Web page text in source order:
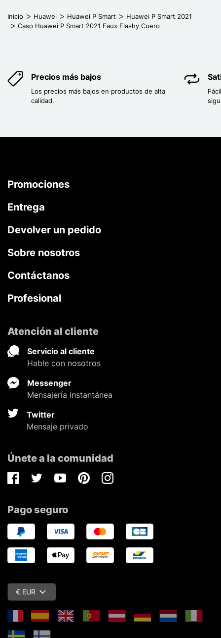
Inicio Huawei Huawei P Smart
Huawei P Smart 2021
Caso Huawei P Smart 2021 Faux Flashy Cuero
Precios más bajos
Los precios más bajos en productos de alta
calidad.
Promociones
Entrega
Devolver un pedido
Sobre nosotros
Contáctanos
Profesional
Atención al cliente
Servicio al cliente
Hable con nosotros
Messenger
Mensajería instantánea
Twitter
Mensaje privado
Únete a la comunidad
FacebookTwitterYoutubePinterestInstagram
Pago seguro
€ EUR